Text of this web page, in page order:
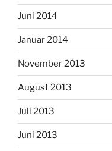
Juni 2014
Januar 2014
November 2013
August 2013
Juli 2013
Juni 2013